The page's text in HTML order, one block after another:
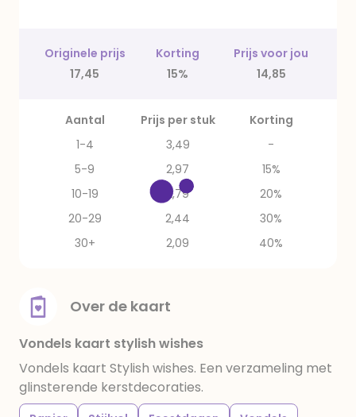
Originele prijs Korting
Prijs voor jou
17,45
15% 14,85
Aantal Prijs per stuk
Korting
1-4
3,49
-
5-9
2,97
15%
10-19
2,79
20%
20-29
2,44
30%
30+
2,09 40%
Over de kaart
Vondels kaart stylish wishes
Vondels kaart Stylish wishes. Een verzameling met
glinsterende kerstdecoraties.